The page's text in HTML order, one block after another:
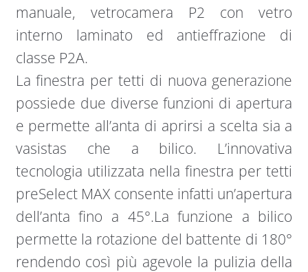
manuale, vetrocamera P2 con vetro
interno laminato ed antieffrazione di
classe P2A.
La finestra per tetti di nuova generazione
possiede due diverse funzioni di apertura
e permette all’anta di aprirsi a scelta sia a
vasistas che a bilico. L’innovativa
tecnologia utilizzata nella finestra per tetti
preSelect MAX consente infatti un’apertura
dell’anta fino a 45°.La funzione a bilico
permette la rotazione del battente di 180°
rendendo così più agevole la pulizia della